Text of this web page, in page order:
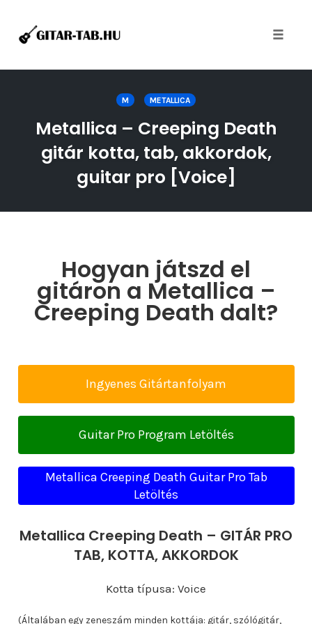
M METALLICA
Metallica – Creeping Death
gitár kotta, tab, akkordok,
guitar pro [Voice]
Hogyan játszd el
gitáron a Metallica –
Creeping Death dalt?
Ingyenes Gitártanfolyam
Guitar Pro Program Letöltés
Metallica Creeping Death Guitar Pro Tab
Letöltés
Metallica Creeping Death – GITÁR PRO
TAB, KOTTA, AKKORDOK
Kotta típusa: Voice
(Általában egy zeneszám minden kottája: gitár, szólógitár,